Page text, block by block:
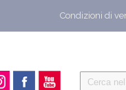
Condizioni di